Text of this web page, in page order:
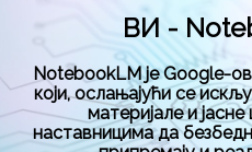
Користимо колачиће на
побољшали искуство
ћемо запамтити ваше
„Прихвати све“, пристајете
ВИ -
NotebookLM је Google-
који, ослањајући се
материјале и
наставницима да